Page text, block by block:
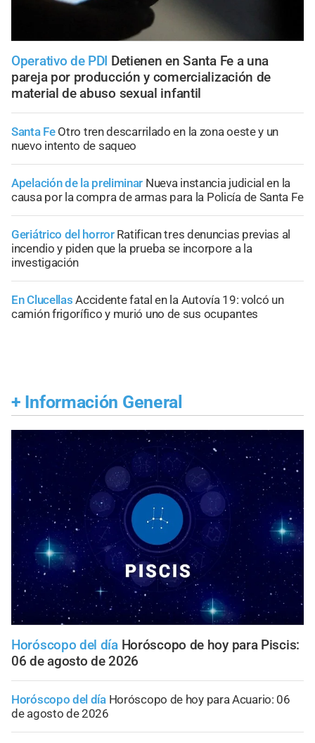
Operativo de PDI Detienen en Santa Fe a una
pareja por producción y comercialización de
material de abuso sexual infantil
Santa Fe Otro tren descarrilado en la zona oeste y un
nuevo intento de saqueo
Apelación de la preliminar Nueva instancia judicial en la
causa por la compra de armas para la Policía de Santa Fe
Geriátrico del horror Ratifican tres denuncias previas al
incendio y piden que la prueba se incorpore a la
investigación
En Clucellas Accidente fatal en la Autovía 19: volcó un
camión frigorífico y murió uno de sus ocupantes
+ Información General
Horóscopo del día Horóscopo de hoy para Piscis:
06 de agosto de 2026
Horóscopo del día Horóscopo de hoy para Acuario: 06
de agosto de 2026